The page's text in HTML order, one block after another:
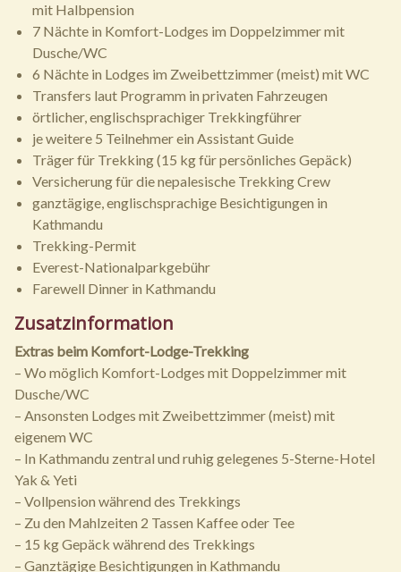
mit Halbpension
7 Nächte in Komfort-Lodges im Doppelzimmer mit
Dusche/WC
6 Nächte in Lodges im Zweibettzimmer (meist) mit WC
Transfers laut Programm in privaten Fahrzeugen
örtlicher, englischsprachiger Trekkingführer
je weitere 5 Teilnehmer ein Assistant Guide
Träger für Trekking (15 kg für persönliches Gepäck)
Versicherung für die nepalesische Trekking Crew
ganztägige, englischsprachige Besichtigungen in
Kathmandu
Trekking-Permit
Everest-Nationalparkgebühr
Farewell Dinner in Kathmandu
Zusatzinformation
Extras beim Komfort-Lodge-Trekking
– Wo möglich Komfort-Lodges mit Doppelzimmer mit
Dusche/WC
– Ansonsten Lodges mit Zweibettzimmer (meist) mit
eigenem WC
– In Kathmandu zentral und ruhig gelegenes 5-Sterne-Hotel
Yak & Yeti
– Vollpension während des Trekkings
– Zu den Mahlzeiten 2 Tassen Kaffee oder Tee
– 15 kg Gepäck während des Trekkings
– Ganztägige Besichtigungen in Kathmandu